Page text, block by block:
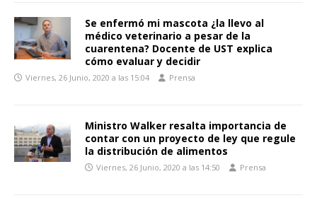
Se enfermó mi mascota ¿la llevo al
médico veterinario a pesar de la
cuarentena? Docente de UST explica
cómo evaluar y decidir
Viernes, 26 Junio, 2020 a las 15:04 Prensa
Ministro Walker resalta importancia de
contar con un proyecto de ley que regule
la distribución de alimentos
Viernes, 26 Junio, 2020 a las 14:50 Prensa